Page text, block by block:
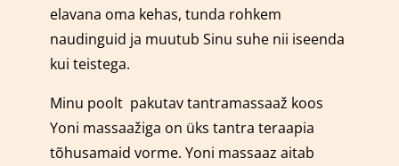
elavana oma kehas, tunda rohkem
naudinguid ja muutub Sinu suhe nii iseenda
kui teistega.
Minu poolt pakutav tantramassaaž koos
Yoni massaažiga on üks tantra teraapia
tõhusamaid vorme. Yoni massaaz aitab